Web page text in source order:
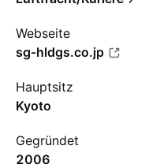
Webseite
sg-hldgs.co.jp
Hauptsitz
Kyoto
Gegründet
2006